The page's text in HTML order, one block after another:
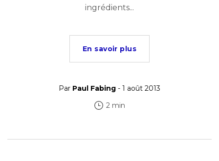
ingrédients...
En savoir plus
Par Paul Fabing - 1 août 2013
2 min